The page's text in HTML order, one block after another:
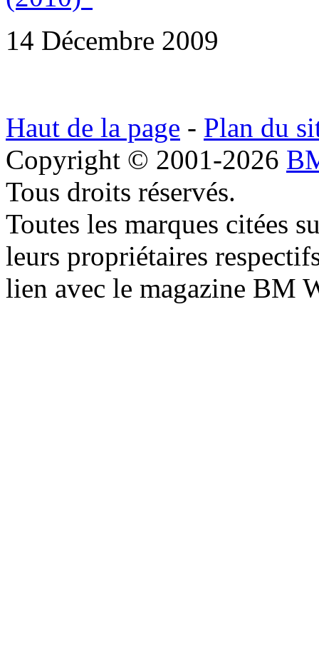
14 Décembre 2009
Haut de la page - Plan du
Copyright © 2001-2026
Tous droits réservés.
Toutes les marques citées
leurs propriétaires
lien avec le magazine BM